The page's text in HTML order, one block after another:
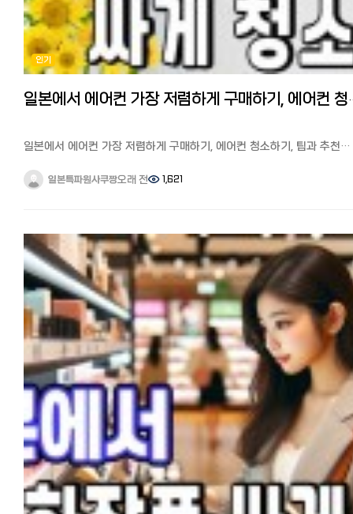
100~300 작품 정도 더 많다는 것을 알 수 있습니다. ‘몇 배’라고 할 정
큰 차이는 아니지만, 저처럼 매일 한국 드라마를 보는 한국 드라마
매니아에게는 큰 차이라고 할 수 있습니다.
게다가 한국 버전에서는 오래된 한국 드라마, 한국에서 방영된 지 얼마
작품, 일본에서는 권리 문제로 스트리밍되지 않은 작품까지 볼 수 있어,
일본에서 한국판 넷플릭스를 보는 방법 저는 최근 한국판 넷플릭스에서
1995년에 방영되어 당시 신드롬을 일으킨 드라마 ‘모래시계’를 다시
일본에서 한국 넷플릭스를 보는 방법을 설명드리겠습니다.
일본에서도 한국판 넷플릭스를 시청하는 방법은 VPN이라는 앱을 사용
합니다.
VPN을 이용 VPN을 알고 계신 분도 계시겠지만, VPN으로 한국 서버에
“VPNまたはプロキシを使用しているようです(VPN 또는 프록시를
사용하고 있는 것 같습니다)”라는 오류가 표시될 수 있습니다.
이 메시지가 나타났나요? 당황하지 말고 VPN을 끈 뒤 다시 연결해 주세
제 경험에 따르면, VPN을 이용해 한국판 넷플릭스를 시청하면 약 1시간
정도 지나 이 오류 메시지가 나타나지만, 놀라거나 당황할 일 없이 VPN
한 번 끈 뒤 다시 연결하면 계속해서 한국판 넷플릭스를 이용할 수 있습
또한, 일본어 자막이 필요하신 분들은 한국판 넷플릭스의 한국 드라마는
일본어 자막이 없을 수도 있습니다.
VPN은 어떤 것이 좋을까? 위에서 몇 차례 등장한 VPN은 어떤 것을
사용해야 할지 모르는 분들이 많을 것 같은데요.
한국의 TV 프로그램·드라마·버라이어티·스포츠 중계를 즐기는 일본 거
한국인과 한국 버전 넷플릭스를 이용하는 일본인이 자주 사용하는 것으
알려진 VPN은 ExpressVPN입니다.
ExpressVPN은 가장 유명한 서비스 중 하나로, 보안과 속도가 압도적
뛰어나다고 알려져 있습니다.
이용은 유료이지만, 1개월 동안 무료로 사용할 수 있고 언제든지 취소할
있어 리스크가 없습니다. (1개월 후에는 월 500엔 정도) 業界最速、安
匿名VPNサービス【ExpressVPN】1か月間無料で利用する
일본 최대 미용 예약 앱/사이트. 메뉴·가격·후기·쿠폰까지 보고앱으로
예약할 수 있어 전화가 부담스러운 분께 최적입니다. 2. 전화 예약
인기 개인은 전화만 받는 곳도 있습니다. 일본어 회화가 필요해 난이도가
높습니다. 3. 홈페이지 / 인스타 DM
요즘은 인스타 DM 예약을 받는곳도 많습니다. 4. 워크인 (예약 없이 방
저가 컷 전문점 위주로 가능. 인기 가게는 거의 예약 필수입니다. - 가격
지역·마다 다르지만 도쿄 기준 대략: 커트: 4,000~7,000엔 컷+컬러:
느껴지는 경우도 많습니다. - 한국인이 알아두면 좋은 팁 - 원하는 스타일
사진 3장은 필수. 말보다 사진이 정확합니다. **다운펌(스트레이트 파마)**은
모든곳이 잘하는 게 아니니 메뉴에 있는지 확인. 현재 머리 상태 사진도
벽은예약과 시술 중 소통입니다. 저도 번역앱을 붙들고 진땀을 뺐던 기
있는데요. 요즘은한국어로 원하는 스타일만 보내면 일본 미용실에 일본
예약·통역을 대신 해주는 서비스도 생겼습니다. (인스타 @beautia.japan )
일본어가 0이어도 검증된 미용실에서 원하는 머리를 받을 수 있어, 저처
미용실을 미뤄온 분이라면 한 번 알아두시면 좋을 것 같습니다. - 마무
일본 미용실, 종류와 예약 방법만 알면 생각보다 어렵지 않습니다.
핫페퍼뷰티로 예약해보거나, 일본어가 부담되면 한국어 예약 대행을
활용하는 것도 방법입니다. 엔저인 지금, 미뤄왔던 머리·네일을 일본에서
시도해보시는 건 어떨까요? 마지막까지 읽어주셔서 감사합니다.
인기
일본에서 에어컨 가
일본에서 에어컨 가장 저렴하게 구매하기, 에어컨 청소하기, 팁과 추천
일본의 여름은 한국보다 덥고 습하기로 유명합니다. 실제로 태풍이
한반도를 피해 일본열도를 아래에서 위까지 훓고 지나가는 일이 다반
십년이상 쓰는 가전으로 실내기와 실외기 2대로 구성되어 있고
설치공사비가 별도로 들기 때문에 가장 작은 6조짜리라 하더라도 신품은
10만원이 훌쩍 넘는 것이 보통입니다. 2년 연속 에어컨을 사본 경험을
토대로 일본에서 에어컨 가장 저렴하게 구매하는 법, 에어컨 청소하는 법
팁과 추천 사이트를 소개해드리겠습니다. -에어컨 저렴하게 구매하기
※일본 최대 중고에어컨 사이트에서도 5년지난 중고가 7만엔에 배송료
5500엔, 표준공사 2만엔으로 총 10만엔에 가까운 가격이 됩니다. 제가
작년에는 중고 에어컨 전문 사이트에서 구매했는데 성수기가 되면 가격
올라 본체 6-7만엔에 표준공사비 2만엔 정도로 신품가격과 별차이가
없었습니다. 구매는 중고사이트에서 가장 저렴한 방법으로는 본체만
중고를 잘 골라서 구매하고 설치는 구라시노마켓토(한국의 숨고)에서 가
저렴한 업자를 찾는 법입니다. 중고 에어컨은 메르카리, 라쿠텐 이치바에
많이 있습니다. 라쿠텐이치바에서 중고 에어컨 보기
메르카리 500엔 쿠폰 획득 링크 6조짜리 보통 35000-45000엔
정도에 구매할 수 있습니다. 에어컨은 실외기 가스가 소모품이어서
가능하면 출시 5년이내의 것을 고르는게 좋습니다. 설치공사는
구라시노마켓토에서 제품을 구매 후에는 구라시노마켓토에 여러 업자들
컨택해서 견적을 받아보세요. 표준공사비는 18000엔에서 25000엔 정
합니다. 다만 실외기의 위치, 에어컨 타공 여부 등에 따라 크게 다를 수
일본특파원사쿠짱오래 전 1,621